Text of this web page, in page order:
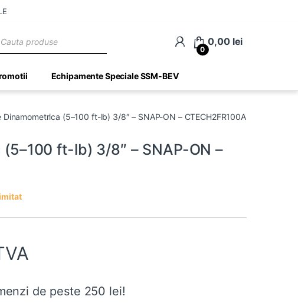
0
0,00 lei
Echipamente Speciale SSM-BEV
Dinamometrica (5–100 ft-lb) 3/8″ – SNAP-ON – CTECH2FR100A
ft-lb) 3/8″ – SNAP-ON –
de peste 250 lei!